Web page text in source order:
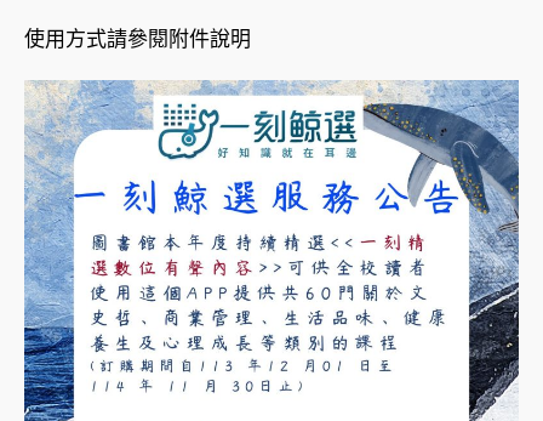
使用方式請參閱附件說明